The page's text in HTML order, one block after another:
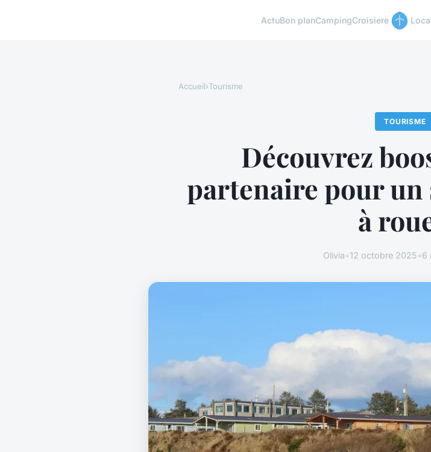
ActuBon planCampingCroisiere
Accueil›Tourisme
TOURISME
Découvrez
partenaire pour
à
Olivia•12 octobre 2025•6